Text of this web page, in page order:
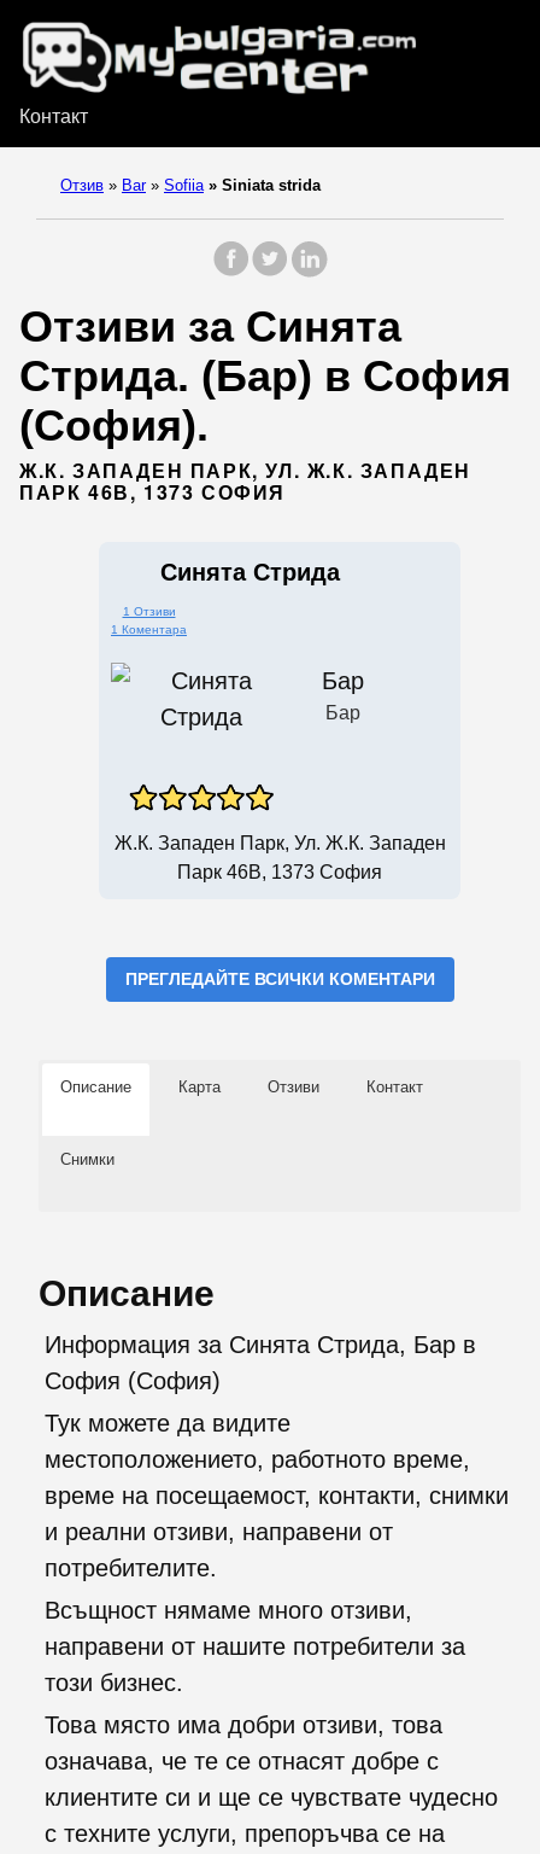
Контакт
Отзив » Bar » Sofiia » Siniata strida
Отзиви за Синята
Стрида. (Бар) в София
(София).
Ж.К. ЗАПАДЕН ПАРК, УЛ. Ж.К. ЗАПАДЕН
ПАРК 46В, 1373 СОФИЯ
Синята Стрида
1 Отзиви
1 Коментара
Бар
Бар
Ж.к. Западен Парк, Ул. Ж.к. Западен
Парк 46В, 1373 София
ПРЕГЛЕДАЙТЕ ВСИЧКИ КОМЕНТАРИ
Описание Карта Отзиви Контакт
Снимки
Описание
Информация за Синята Стрида, Бар в
София (София)
Тук можете да видите
местоположението, работното време,
време на посещаемост, контакти, снимки
и реални отзиви, направени от
потребителите.
Всъщност нямаме много отзиви,
направени от нашите потребители за
този бизнес.
Това място има добри отзиви, това
означава, че те се отнасят добре с
клиентите си и ще се чувствате чудесно
с техните услуги, препоръчва се на